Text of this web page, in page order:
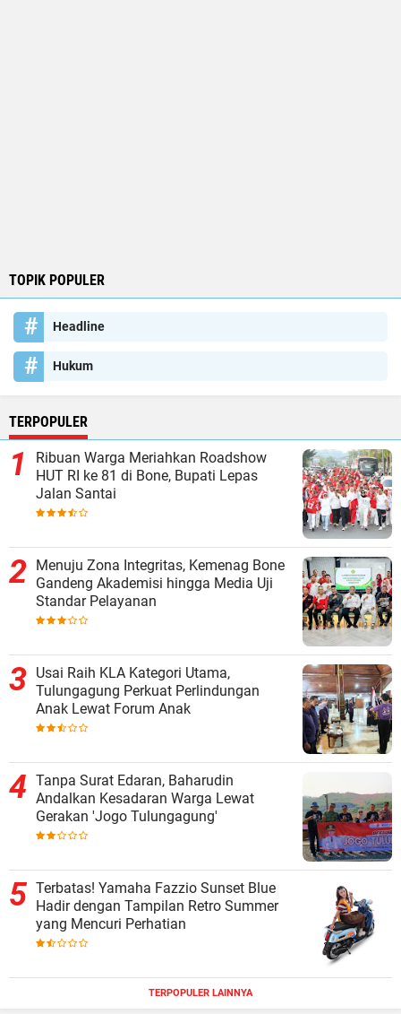
TOPIK POPULER
Headline
Hukum
TERPOPULER
Ribuan Warga Meriahkan Roadshow
HUT RI ke 81 di Bone, Bupati Lepas
Jalan Santai
Menuju Zona Integritas, Kemenag Bone
Gandeng Akademisi hingga Media Uji
Standar Pelayanan
Usai Raih KLA Kategori Utama,
Tulungagung Perkuat Perlindungan
Anak Lewat Forum Anak
Tanpa Surat Edaran, Baharudin
Andalkan Kesadaran Warga Lewat
Gerakan 'Jogo Tulungagung'
Terbatas! Yamaha Fazzio Sunset Blue
Hadir dengan Tampilan Retro Summer
yang Mencuri Perhatian
TERPOPULER LAINNYA